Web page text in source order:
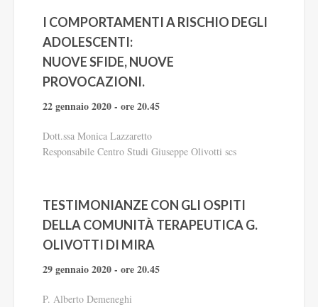
I COMPORTAMENTI A RISCHIO DEGLI
ADOLESCENTI:
NUOVE SFIDE, NUOVE
PROVOCAZIONI.
22 gennaio 2020 - ore 20.45
Dott.ssa Monica Lazzaretto
Responsabile Centro Studi Giuseppe Olivotti scs
TESTIMONIANZE CON GLI OSPITI
DELLA COMUNITÀ TERAPEUTICA G.
OLIVOTTI DI MIRA
29 gennaio 2020 - ore 20.45
P. Alberto Demeneghi